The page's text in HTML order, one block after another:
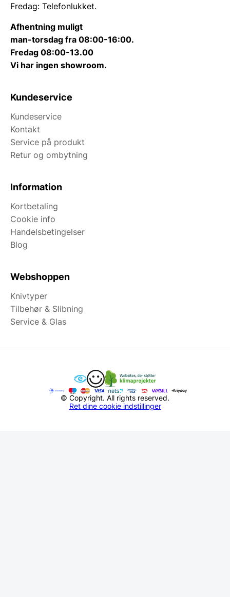
Fredag: Telefonlukket.
Afhentning muligt
man-torsdag fra 08:00-16:00.
Fredag 08:00-13.00
Vi har ingen showroom.
Kundeservice
Kundeservice
Kontakt
Service på produkt
Retur og ombytning
Information
Kortbetaling
Cookie info
Handelsbetingelser
Blog
Webshoppen
Knivtyper
Tilbehør & Slibning
Service & Glas
© Copyright. All rights reserved.
Ret dine cookie indstillinger